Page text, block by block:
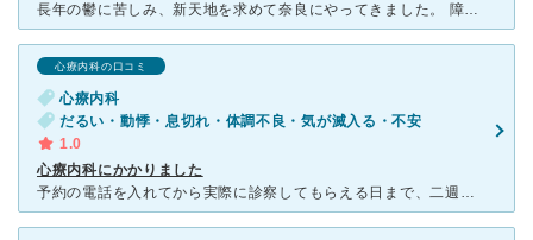
長年の鬱に苦しみ、新天地を求めて奈良にやってきました。 障害者手帳を持っているので書き換えもあり、前に住んでいた地域から引越後即受診できるようにと ネットで「学園前 心療内科」で検索し電話を数件し
心療内科の口コミ
心療内科
だるい・動悸・息切れ・体調不良・気が滅入る・不安
1.0
心療内科にかかりました
予約の電話を入れてから実際に診察してもらえる日まで、二週間以上待ちました。 先生は全盲で車いすを利用していて、部屋の入口と奥に一人ずつサポートのスタッフの方が座っています。 [医師の診断・治療法]